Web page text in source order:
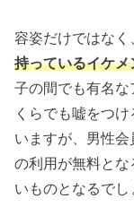
容姿だけではな
持っているイケメ
子の間でも有名
くらでも嘘をつ
いますが、男性
の利用が無料と
いものとなるでし